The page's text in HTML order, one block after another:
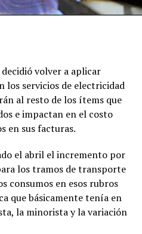
volver a aplicar
los servicios de electricidad
al resto de los ítems que
e impactan en el costo
en sus facturas.
el abril el incremento por
los tramos de transporte
consumos en esos rubros
que básicamente tenía en
la minorista y la variación